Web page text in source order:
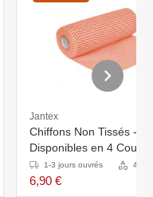
Jantex
Chiffons Non Tissés -
Disponibles en 4
1-3 jours ouvrés 4
6,90 €